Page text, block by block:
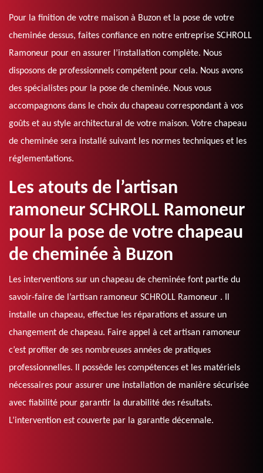
Pour la finition de votre maison à Buzon et la pose de votre
cheminée dessus, faites confiance en notre entreprise SCHROLL
Ramoneur pour en assurer l’installation complète. Nous
disposons de professionnels compétent pour cela. Nous avons
des spécialistes pour la pose de cheminée. Nous vous
accompagnons dans le choix du chapeau correspondant à vos
goûts et au style architectural de votre maison. Votre chapeau
de cheminée sera installé suivant les normes techniques et les
réglementations.
Les atouts de l’artisan
ramoneur SCHROLL Ramoneur
pour la pose de votre chapeau
de cheminée à Buzon
Les interventions sur un chapeau de cheminée font partie du
savoir-faire de l’artisan ramoneur SCHROLL Ramoneur . Il
installe un chapeau, effectue les réparations et assure un
changement de chapeau. Faire appel à cet artisan ramoneur
c’est profiter de ses nombreuses années de pratiques
professionnelles. Il possède les compétences et les matériels
nécessaires pour assurer une installation de manière sécurisée
avec fiabilité pour garantir la durabilité des résultats.
L’intervention est couverte par la garantie décennale.